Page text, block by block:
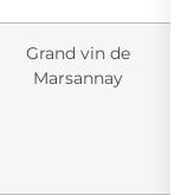
Grand vin de
Marsannay